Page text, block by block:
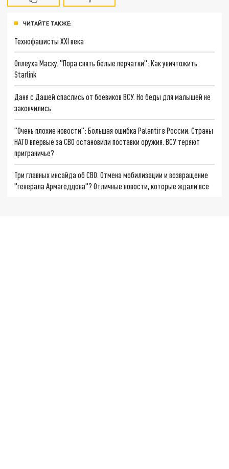
ЧИТАЙТЕ ТАКЖЕ:
Технофашисты XXI века
Оплеуха Маску. "Пора снять белые перчатки": Как уничтожить
Starlink
Даня с Дашей спаслись от боевиков ВСУ. Но беды для малышей не
закончились
"Очень плохие новости": Большая ошибка Palantir в России. Страны
НАТО впервые за СВО остановили поставки оружия. ВСУ теряют
приграничье?
Три главных инсайда об СВО. Отмена мобилизации и возвращение
"генерала Армагеддона"? Отличные новости, которые ждали все